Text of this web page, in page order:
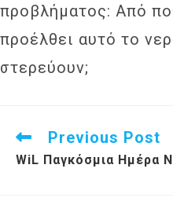
προβλήματος: Από
προέλθει αυτό το
στερεύουν;
Read
more
articles
Previous Post
WiL Παγκόσμια Ημέρα